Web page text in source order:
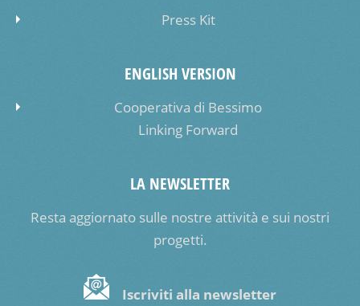
Press Kit
ENGLISH VERSION
Cooperativa di Bessimo
Linking Forward
LA NEWSLETTER
Resta aggiornato sulle nostre attività e sui nostri
progetti.
Iscriviti alla newsletter